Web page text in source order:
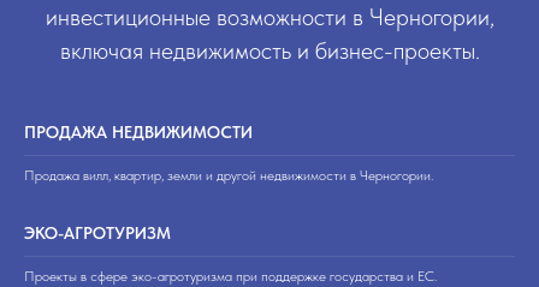
инвестиционные возможности в Черногории,
включая недвижимость и бизнес-проекты.
ПРОДАЖА НЕДВИЖИМОСТИ
Продажа вилл, квартир, земли и другой недвижимости в Черногории.
ЭКО-АГРОТУРИЗМ
Проекты в сфере эко-агротуризма при поддержке государства и ЕС.